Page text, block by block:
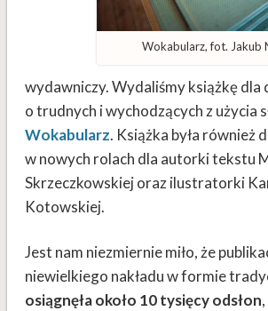
Wokabularz, fot. Jakub
wydawniczy. Wydaliśmy książkę dla
o trudnych i wychodzących z użycia
Wokabularz. Książka była również
w nowych rolach dla autorki tekstu
Skrzeczkowskiej oraz ilustratorki
Kotowskiej.
Jest nam niezmiernie miło, że
niewielkiego nakładu w formie
osiągnęła około 10 tysięcy odsłon